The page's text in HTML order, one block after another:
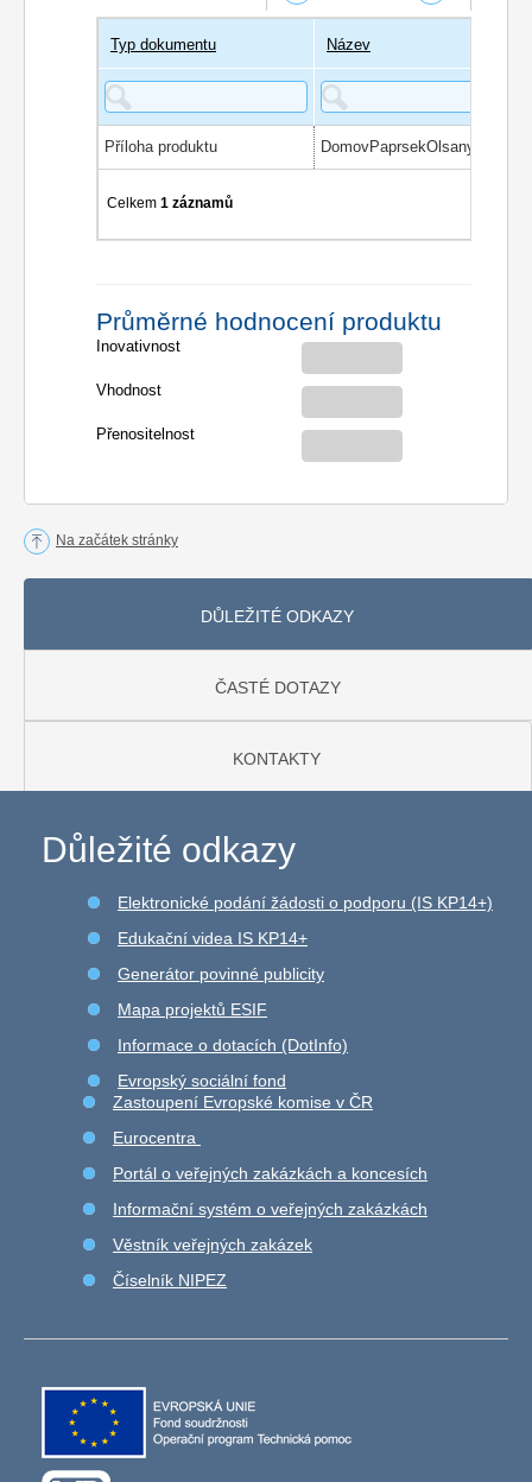
Typ dokumentu Název
Příloha produktu
Celkem1 záznamů
Průměrné hodnocení produktu
Inovativnost
Vhodnost
Přenositelnost
Na začátek stránky
DŮLEŽITÉ ODKAZY
ČASTÉ DOTAZY
KONTAKTY
Důležité odkazy
Elektronické podání žádosti o podporu (IS KP14+)
Edukační videa IS KP14+
Generátor povinné publicity
Mapa projektů ESIF
Informace o dotacích (DotInfo)
Evropský sociální fond
Zastoupení Evropské komise v ČR
Eurocentra
Portál o veřejných zakázkách a koncesích
Informační systém o veřejných zakázkách
Věstník veřejných zakázek
Číselník NIPEZ